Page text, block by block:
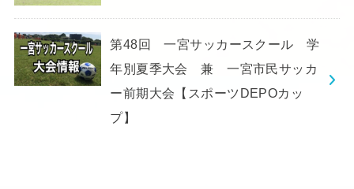
第48回 一宮サッカースクール 学
年別夏季大会 兼 一宮市民サッカ
ー前期大会【スポーツDEPOカッ
プ】